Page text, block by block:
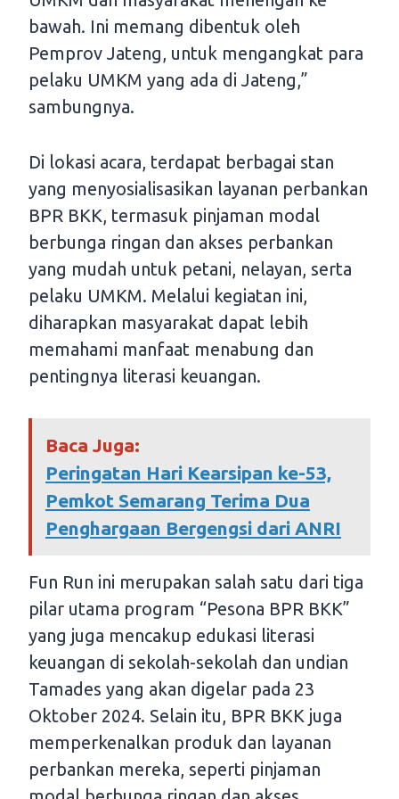
bawah. Ini memang dibentuk oleh
Pemprov Jateng, untuk mengangkat para
pelaku UMKM yang ada di Jateng,”
sambungnya.
Di lokasi acara, terdapat berbagai stan
yang menyosialisasikan layanan perbankan
BPR BKK, termasuk pinjaman modal
berbunga ringan dan akses perbankan
yang mudah untuk petani, nelayan, serta
pelaku UMKM. Melalui kegiatan ini,
diharapkan masyarakat dapat lebih
memahami manfaat menabung dan
pentingnya literasi keuangan.
Baca Juga:
Peringatan Hari Kearsipan ke-53,
Pemkot Semarang Terima Dua
Penghargaan Bergengsi dari ANRI
Fun Run ini merupakan salah satu dari tiga
pilar utama program “Pesona BPR BKK”
yang juga mencakup edukasi literasi
keuangan di sekolah-sekolah dan undian
Tamades yang akan digelar pada 23
Oktober 2024. Selain itu, BPR BKK juga
memperkenalkan produk dan layanan
perbankan mereka, seperti pinjaman